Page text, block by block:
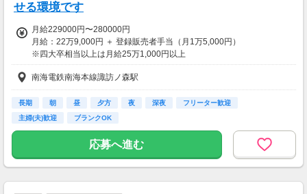
せる環境です
月給229000円〜280000円
月給：22万9,000円 ＋ 登録販売者手当（月1万5,000円）
※四大卒相当以上は月給25万1,000円以上
※能力・経験を考慮の上、当社規定に基づき決定
※残業代は別途支給(全額支給)
※法定研修中の場合、登録販売者手当月5,000円
※賞与は勤務区分により異なります
503万円／35歳／店長（月給28万円＋賞与2回＋諸手当）
※ナショナル職の選択、登録販売者管理者要件を満たしている想定年
収
南海電鉄南海本線諏訪ノ森駅
長期 朝 昼 夕方 夜 深夜
フリーター歓迎
主婦(夫)歓迎
ブランクOK
応募へ進む